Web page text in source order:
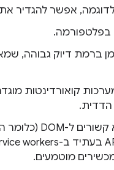
אפשר להגדיר
בפלטפורמה.
ברמת דיוק גבוהה,
קואורדינטות
הדדית.
מוטמעים.